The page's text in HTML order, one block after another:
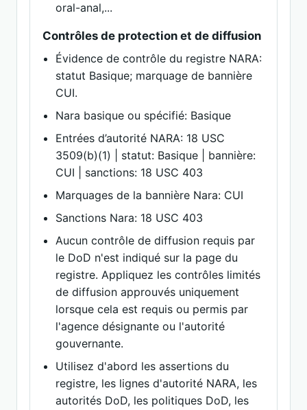
oral-anal,...
Contrôles de protection et de diffusion
Évidence de contrôle du registre NARA:
statut Basique; marquage de bannière
CUI.
Nara basique ou spécifié: Basique
Entrées d’autorité NARA: 18 USC
3509(b)(1) | statut: Basique | bannière:
CUI | sanctions: 18 USC 403
Marquages de la bannière Nara: CUI
Sanctions Nara: 18 USC 403
Aucun contrôle de diffusion requis par
le DoD n'est indiqué sur la page du
registre. Appliquez les contrôles limités
de diffusion approuvés uniquement
lorsque cela est requis ou permis par
l'agence désignante ou l'autorité
gouvernante.
Utilisez d'abord les assertions du
registre, les lignes d'autorité NARA, les
autorités DoD, les politiques DoD, les